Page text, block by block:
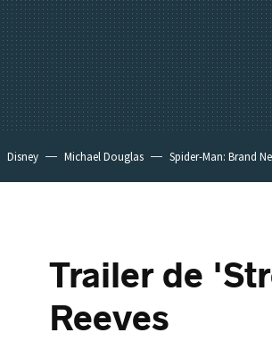
Disney Michael Douglas Spider-Man: Brand
Trailer de
Reeves